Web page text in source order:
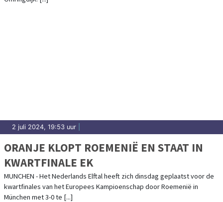
2 juli 2024, 19:53 uur
ORANJE KLOPT ROEMENIË EN STAAT IN
KWARTFINALE EK
MUNCHEN - Het Nederlands Elftal heeft zich dinsdag geplaatst voor de
kwartfinales van het Europees Kampioenschap door Roemenië in
München met 3-0 te [...]